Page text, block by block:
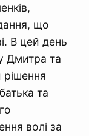
що
В цей день
Дмитра та
рішення
та
волі за